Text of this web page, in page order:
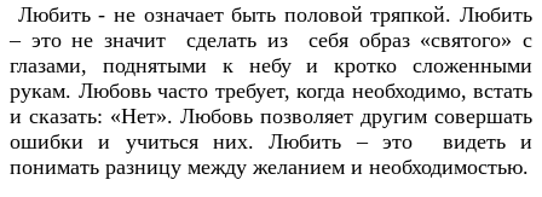
Любить - не означает быть половой тряпкой. Любить
– это не значит сделать из себя образ «святого» с
глазами, поднятыми к небу и кротко сложенными
рукам. Любовь часто требует, когда необходимо, встать
и сказать: «Нет». Любовь позволяет другим совершать
ошибки и учиться них. Любить – это видеть и
понимать разницу между желанием и необходимостью.